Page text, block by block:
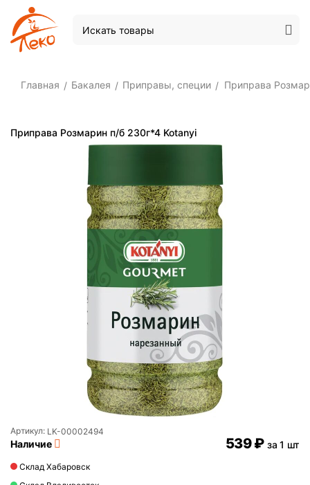
Главная / Бакалея / Приправы, специи / Приправа
Приправа Розмарин п/б 230г*4 Kotanyi
Артикул: LK-00002494
Наличие
Склад Хабаровск
‍539‍₽ за 1 шт